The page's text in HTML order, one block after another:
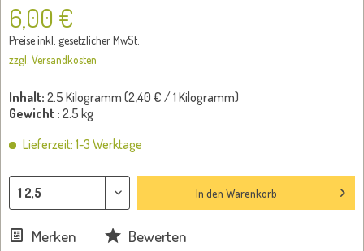
6,00 €
Preise inkl. gesetzlicher MwSt.
zzgl. Versandkosten
Inhalt: 2.5 Kilogramm (2,40 € / 1 Kilogramm)
Gewicht : 2.5 kg
Lieferzeit: 1-3 Werktage
In den Warenkorb
Merken Bewerten